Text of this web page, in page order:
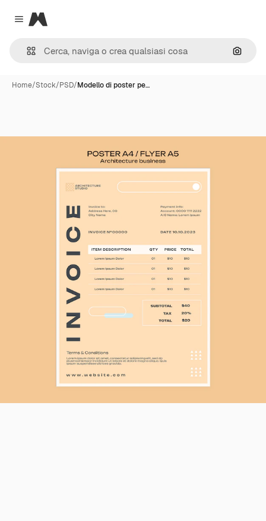
Close menu
Magnific
Cerca
Home/Stock/PSD/Modello di poster pe…